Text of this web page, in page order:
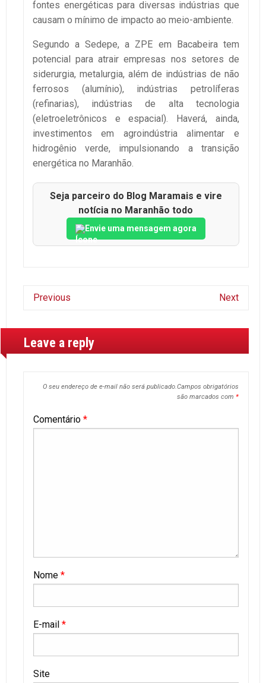
fontes energéticas para diversas indústrias que
causam o mínimo de impacto ao meio-ambiente.
Segundo a Sedepe, a ZPE em Bacabeira tem
potencial para atrair empresas nos setores de
siderurgia, metalurgia, além de indústrias de não
ferrosos (alumínio), indústrias petrolíferas
(refinarias), indústrias de alta tecnologia
(eletroeletrônicos e espacial). Haverá, ainda,
investimentos em agroindústria alimentar e
hidrogênio verde, impulsionando a transição
energética no Maranhão.
Seja parceiro do Blog Maramais e vire
notícia no Maranhão todo
Envie uma mensagem agora
Previous Next
Leave a reply
O seu endereço de e-mail não será publicado.Campos obrigatórios
são marcados com *
Comentário *
Nome *
E-mail *
Site